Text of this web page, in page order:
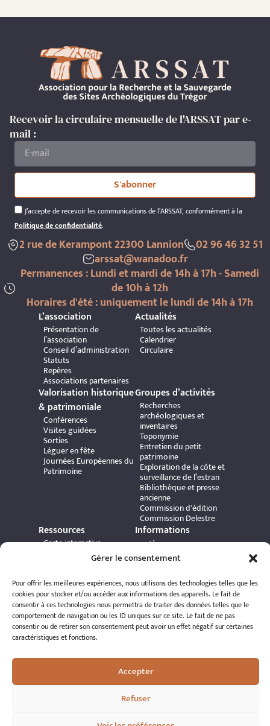
Gérer le consentement
Pour offrir les meilleures expériences, nous utilisons des technologies telles que les
cookies pour stocker et/ou accéder aux informations des appareils. Le fait de
consentir à ces technologies nous permettra de traiter des données telles que le
comportement de navigation ou les ID uniques sur ce site. Le fait de ne pas
consentir ou de retirer son consentement peut avoir un effet négatif sur certaines
caractéristiques et fonctions.
Accepter
Refuser
Recevoir la circulaire mensuelle de l'ARSSAT par e-
mail :
J’accepte de recevoir les communications de l’ARSSAT, conformément à la
Politique de confidentialité.
S'abonner
2 rue de Kerampont 22300 Lannion
02 96 46 32 51
arssat@wanadoo.fr
Permanences : Lundi et mardi de 14h à 17h - Samedi
de 10h à 12h
Horaires d'été : uniquement le lundi de 14h à 17h
L’association
Présentation de
l’association
Conseil d’administration
Statuts
Repères
Associations partenaires
Actualités
Toutes les actualités
Calendrier
Circulaire
Valorisation historique
& patrimoniale
Conférences
Visites guidées
Sorties
Léguer en fête
Journées Européennes du
Patrimoine
Groupes d’activités
Recherches
archéologiques et
inventaires
Toponymie
Entretien du petit
patrimoine
Exploration de la côte et
surveillance de l’estran
Bibliothèque et presse
ancienne
Commission d'édition
Commission Delestre
Ressources
Carte interactive
Bibliothèque numérique
Publications et ouvrages
Bretania
Informations
pratiques
Contact
Politique de
confidentialité
Politique de cookies
Mentions légales
Espace éditeur
© 2026 A.R.S.S.A.T. Tous droits réservés
Réalisation : Romain Le Corre